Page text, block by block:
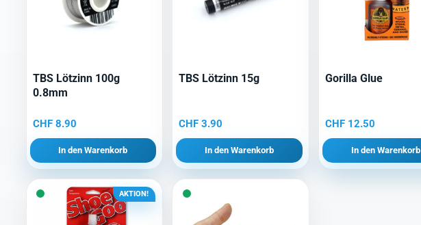
TBS Lötzinn 100g
0.8mm
CHF8.90
In den Warenkorb
TBS Lötzinn 15g
CHF 3.90
In den Warenkorb
Gorilla Glue
CHF 12.50
In den Warenkorb
AKTION!